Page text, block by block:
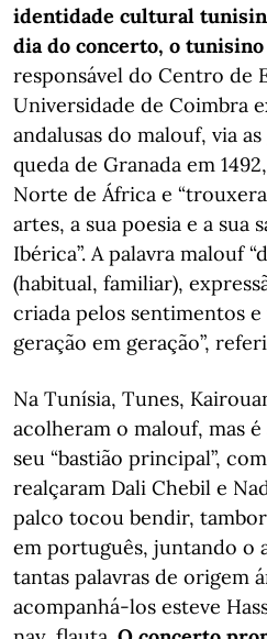
identidade cultural
dia do concerto, o
responsável do Centro de
Universidade de Coimbra
andalusas do malouf, via
queda de Granada em
Norte de África e
artes, a sua poesia e a sua
Ibérica”. A palavra malouf
(habitual, familiar),
criada pelos sentimentos
geração em geração”,
Na Tunísia, Tunes,
acolheram o malouf, mas
seu “bastião principal”,
realçaram Dali Chebil e
palco tocou bendir,
em português, juntando o
tantas palavras de origem
acompanhá-los esteve